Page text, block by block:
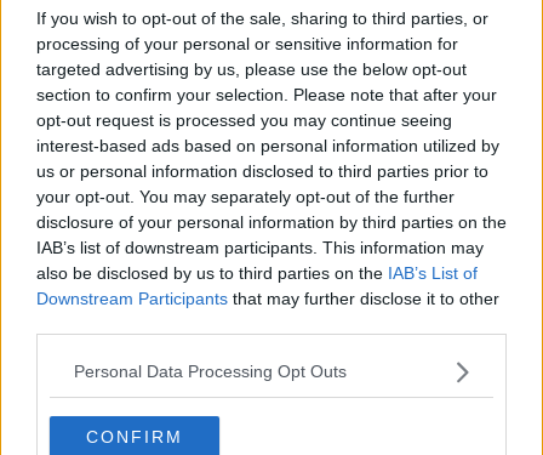
If you wish to opt-out of the sale, sharing to third parties, or
processing of your personal or sensitive information for
targeted advertising by us, please use the below opt-out
section to confirm your selection. Please note that after your
opt-out request is processed you may continue seeing
interest-based ads based on personal information utilized by
us or personal information disclosed to third parties prior to
your opt-out. You may separately opt-out of the further
disclosure of your personal information by third parties on the
IAB’s list of downstream participants. This information may
also be disclosed by us to third parties on the IAB’s List of
Downstream Participants that may further disclose it to other
Personal Data Processing Opt Outs
CONFIRM
Pensieri incoerenti
Dal balcone
Insomnia
Il guardiano
Lo sgombero
Erodoto e Tucidide
Il padre della storia
Pensieri brevi
L'evoluzione della specie
Il servizio
Riflessioni
L'Oscuro
Generazioni
Cristobal
Ciò che resta
La balena
Vittorio